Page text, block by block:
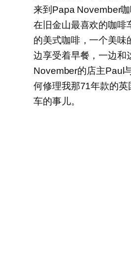
来到Papa November
在旧金山最喜欢的咖啡
的美式咖啡，一个美味
边享受着早餐，一边和
November的店主Paul
何修理我那71年款的英
车的事儿。